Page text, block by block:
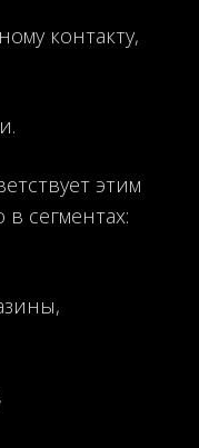
контакту,
этим
сегментах: